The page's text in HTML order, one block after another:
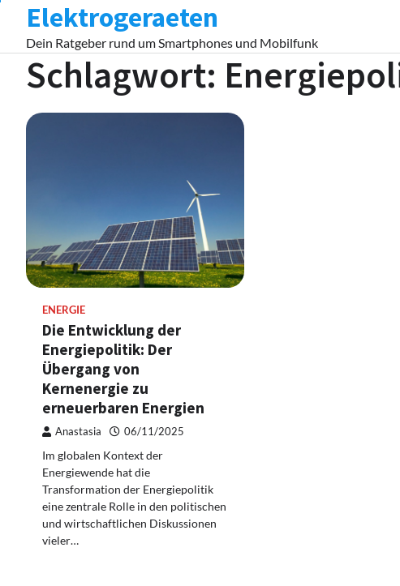
content
Elektrogeraeten
Dein Ratgeber rund um Smartphones und Mobilfunk
Schlagwort:
ENERGIE
Die Entwicklung der
Energiepolitik: Der
Übergang von
Kernenergie zu
erneuerbaren Energien
Anastasia 06/11/2025
Im globalen Kontext der
Energiewende hat die
Transformation der Energiepolitik
eine zentrale Rolle in den politischen
und wirtschaftlichen Diskussionen
vieler…